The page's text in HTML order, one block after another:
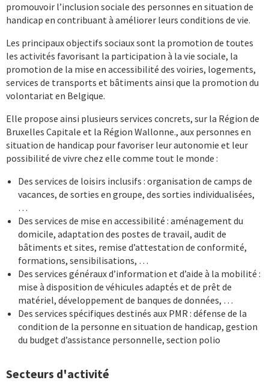
promouvoir l’inclusion sociale des personnes en situation de
handicap en contribuant à améliorer leurs conditions de vie.
Les principaux objectifs sociaux sont la promotion de toutes
les activités favorisant la participation à la vie sociale, la
promotion de la mise en accessibilité des voiries, logements,
services de transports et bâtiments ainsi que la promotion du
volontariat en Belgique.
Elle propose ainsi plusieurs services concrets, sur la Région de
Bruxelles Capitale et la Région Wallonne., aux personnes en
situation de handicap pour favoriser leur autonomie et leur
possibilité de vivre chez elle comme tout le monde :
Des services de loisirs inclusifs : organisation de camps de
vacances, de sorties en groupe, des sorties individualisées,
…
Des services de mise en accessibilité : aménagement du
domicile, adaptation des postes de travail, audit de
bâtiments et sites, remise d’attestation de conformité,
formations, sensibilisations, …
Des services généraux d’information et d’aide à la mobilité :
mise à disposition de véhicules adaptés et de prêt de
matériel, développement de banques de données, …
Des services spécifiques destinés aux PMR : défense de la
condition de la personne en situation de handicap, gestion
du budget d’assistance personnelle, section polio
Secteurs d'activité